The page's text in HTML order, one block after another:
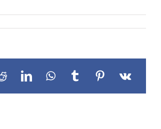
RedditLinkedInWhatsApp
TumblrPinterest
Vk